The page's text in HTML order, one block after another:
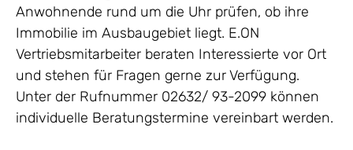
Anwohnende rund um die Uhr prüfen, ob ihre
Immobilie im Ausbaugebiet liegt. E.ON
Vertriebsmitarbeiter beraten Interessierte vor Ort
und stehen für Fragen gerne zur Verfügung.
Unter der Rufnummer 02632/ 93-2099 können
individuelle Beratungstermine vereinbart werden.